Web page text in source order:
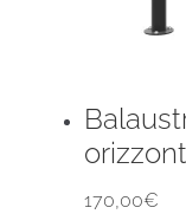
170,00€